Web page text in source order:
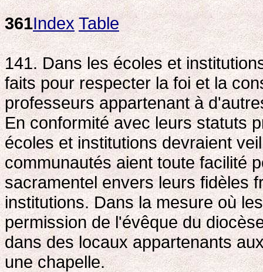
361Index Table
141. Dans les écoles et
faits pour respecter la foi et la
professeurs appartenant à
En conformité avec leurs statuts
écoles et institutions devraient
communautés aient toute facilité
sacramentel envers leurs fidèles
institutions. Dans la mesure où
permission de l'évêque du
dans des locaux appartenants
une chapelle.